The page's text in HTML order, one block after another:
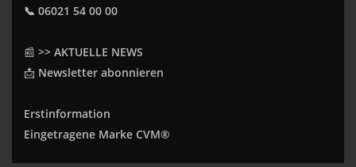
📞 06021 54 00 00
📰 >> AKTUELLE NEWS
📩 Newsletter abonnieren
Erstinformation
Eingetragene Marke CVM®